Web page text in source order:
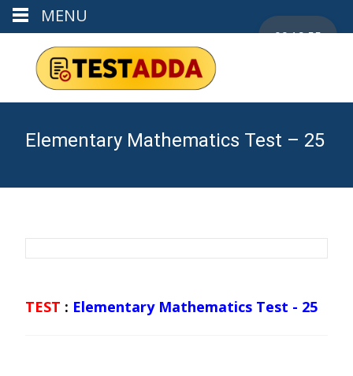
Elementary Mathematics Test – 25
00:19:55
TEST : Elementary Mathematics Test - 25
MENU